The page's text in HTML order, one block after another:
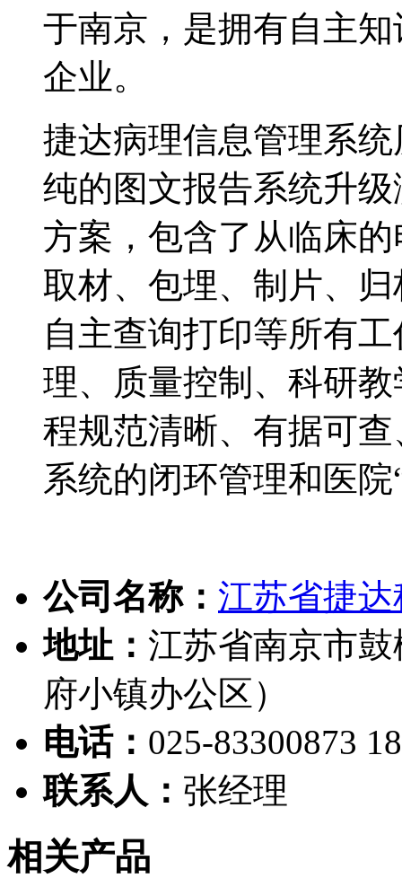
于南京， 是拥有自主
企业。
捷达病理信息管理系
纯的图文报告系统升
方案，包含了从临床
取材、包埋、制片、
自主查询打印等所有
理、质量控制、科研
程规范清晰、有据可
系统的闭环管理和医
公司名称： 江苏省捷
地址： 江苏省南京市
府小镇办公区）
电话： 025-83300873
联系人： 张经理
相关产品